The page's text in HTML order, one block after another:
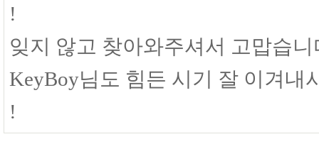
!
잊지 않고 찾아와주셔서 고맙습니
KeyBoy님도 힘든 시기 잘 이겨내
!